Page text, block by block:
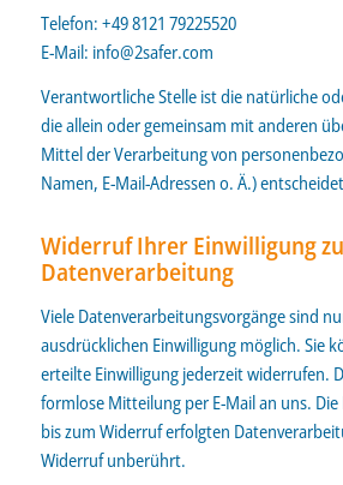
Telefon: +49 8121 79225520
E-Mail: info@2safer.com
Verantwortliche Stelle ist die natürliche
die allein oder gemeinsam mit anderen
Mittel der Verarbeitung von
Namen, E-Mail-Adressen o. Ä.)
Widerruf Ihrer Einwilligung
Datenverarbeitung
Viele Datenverarbeitungsvorgänge sind
ausdrücklichen Einwilligung möglich. Sie
erteilte Einwilligung jederzeit widerrufen.
formlose Mitteilung per E-Mail an uns.
bis zum Widerruf erfolgten
Widerruf unberührt.